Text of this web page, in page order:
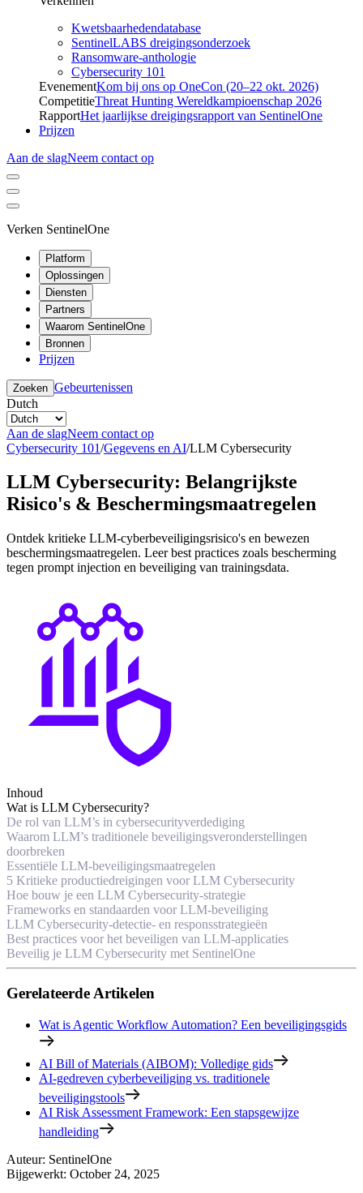
Kwetsbaarhedendatabase
SentinelLABS dreigingsonderzoek
Ransomware-anthologie
Cybersecurity 101
EvenementKom bij ons op OneCon (20–22 okt. 2026)
CompetitieThreat Hunting Wereldkampioenschap 2026
RapportHet jaarlijkse dreigingsrapport van SentinelOne
Prijzen
Aan de slagNeem contact op
Verken SentinelOne
Platform
Oplossingen
Diensten
Partners
Waarom SentinelOne
Bronnen
Prijzen
Zoeken Gebeurtenissen
Dutch
Aan de slagNeem contact op
Cybersecurity 101/Gegevens en AI/LLM Cybersecurity
LLM Cybersecurity: Belangrijkste
Risico's & Beschermingsmaatregelen
Ontdek kritieke LLM-cyberbeveiligingsrisico's en bewezen
beschermingsmaatregelen. Leer best practices zoals bescherming
tegen prompt injection en beveiliging van trainingsdata.
Inhoud
Wat is LLM Cybersecurity?
De rol van LLM’s in cybersecurityverdediging
Waarom LLM’s traditionele beveiligingsveronderstellingen
doorbreken
Essentiële LLM-beveiligingsmaatregelen
5 Kritieke productiedreigingen voor LLM Cybersecurity
Hoe bouw je een LLM Cybersecurity-strategie
Frameworks en standaarden voor LLM-beveiliging
LLM Cybersecurity-detectie- en responsstrategieën
Best practices voor het beveiligen van LLM-applicaties
Beveilig je LLM Cybersecurity met SentinelOne
Gerelateerde Artikelen
Wat is Agentic Workflow Automation? Een beveiligingsgids
AI Bill of Materials (AIBOM): Volledige gids
AI-gedreven cyberbeveiliging vs. traditionele
beveiligingstools
AI Risk Assessment Framework: Een stapsgewijze
handleiding
Auteur: SentinelOne
Bijgewerkt: October 24, 2025